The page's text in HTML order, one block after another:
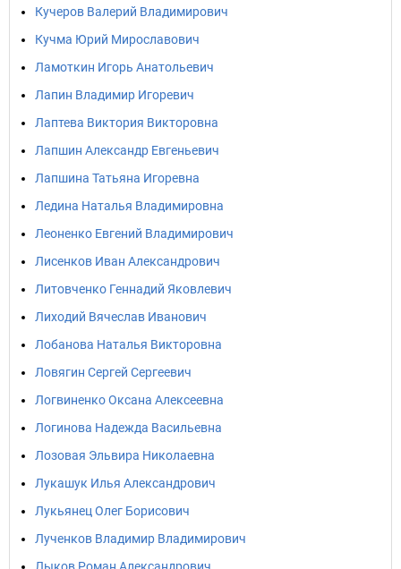
Кучеров Валерий Владимирович
Кучма Юрий Мирославович
Ламоткин Игорь Анатольевич
Лапин Владимир Игоревич
Лаптева Виктория Викторовна
Лапшин Александр Евгеньевич
Лапшина Татьяна Игоревна
Ледина Наталья Владимировна
Леоненко Евгений Владимирович
Лисенков Иван Александрович
Литовченко Геннадий Яковлевич
Лиходий Вячеслав Иванович
Лобанова Наталья Викторовна
Ловягин Сергей Сергеевич
Логвиненко Оксана Алексеевна
Логинова Надежда Васильевна
Лозовая Эльвира Николаевна
Лукашук Илья Александрович
Лукьянец Олег Борисович
Лученков Владимир Владимирович